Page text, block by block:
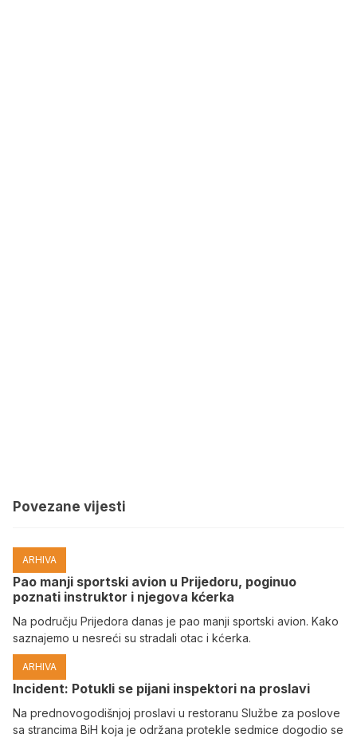
Povezane vijesti
ARHIVA
Pao manji sportski avion u Prijedoru, poginuo
poznati instruktor i njegova kćerka
Na području Prijedora danas je pao manji sportski avion. Kako
saznajemo u nesreći su stradali otac i kćerka.
ARHIVA
Incident: Potukli se pijani inspektori na proslavi
Na prednovogodišnjoj proslavi u restoranu Službe za poslove
sa strancima BiH koja je održana protekle sedmice dogodio se